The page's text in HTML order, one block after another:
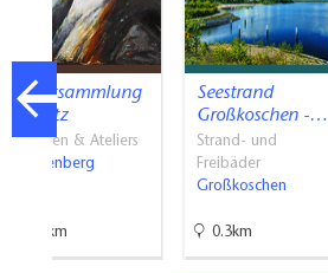
Kunstsammlung
Lausitz
Galerien & Ateliers
Senftenberg
6.2km
Seestrand
Großkoschen -…
Strand- und
Freibäder
Großkoschen
0.3km